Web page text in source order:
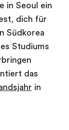
in Seoul ein
dich für
Südkorea
Studiums
das
in